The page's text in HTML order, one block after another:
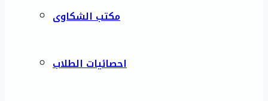
مكتب الشكاوى
احصائيات الطلاب